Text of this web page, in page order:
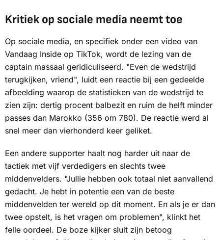
Kritiek op sociale media neemt toe
Op sociale media, en specifiek onder een video van
Vandaag Inside op TikTok, wordt de lezing van de
captain massaal geridiculiseerd. "Even de wedstrijd
terugkijken, vriend", luidt een reactie bij een gedeelde
afbeelding waarop de statistieken van de wedstrijd te
zien zijn: dertig procent balbezit en ruim de helft minder
passes dan Marokko (356 om 780). De reactie werd al
snel meer dan vierhonderd keer geliket.
Een andere supporter haalt nog harder uit naar de
tactiek met vijf verdedigers en slechts twee
middenvelders. "Jullie hebben ook totaal niet aanvallend
gedacht. Je hebt in potentie een van de beste
middenvelden ter wereld op dit moment. En als je er dan
twee opstelt, is het vragen om problemen", klinkt het
felle oordeel. De boze kijker sluit zijn betoog